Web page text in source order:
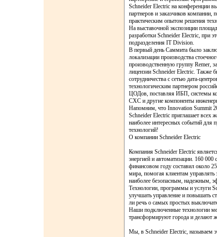
Schneider Electric на конференции
партнеров и заказчиков компании,
практическим опытом решения
На выставочной экспозиции
разработки Schneider Electric, при
подразделения IT Division.
В первый день Саммита было
локализации производства
производственную группу Remer,
лицензии Schneider Electric. Также
сотрудничества с сетью дата-
технологическим партнером
ЦОДов, поставляя ИБП, системы
СХС и другие компоненты
Напомним, что Innovation Summit
Schneider Electric приглашает всех
наиболее интересных событий для
технологий!
О компании Schneider Electric
Компания Schneider Electric
энергией и автоматизации. 160
финансовом году составил около
мира, помогая клиентам управлять
наиболее безопасным, надежным,
Технологии, программы и услуги
улучшать управление и повышать
ли речь о самых простых
Наши подключенные технологии
трансформируют города и делают
Мы, в Schneider Electric, называем